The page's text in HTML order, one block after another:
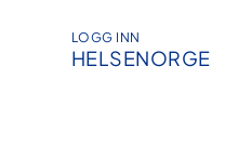
LOGG INN
HELSENORGE